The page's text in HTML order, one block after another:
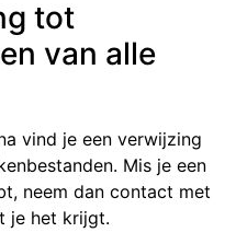
tot
van alle
vind je een verwijzing
Mis je een
neem dan contact met
je het krijgt.